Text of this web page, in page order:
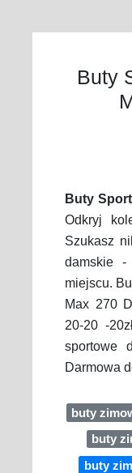
Buty
Buty
Odkryj
Szukasz
damskie
miejscu.
Max 270
20-20 -
sportowe
Darmowa
buty
buty
buty